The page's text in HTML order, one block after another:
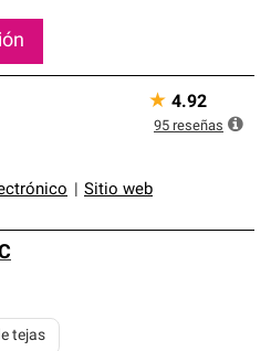
Sitio web
★ 4.92
95 reseñas
tejas